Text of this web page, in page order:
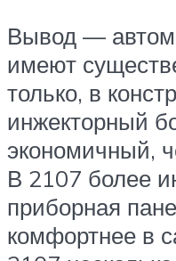
Вывод —
имеют
только, в
инжекторный
экономичный,
В 2107 более
приборная
комфортнее в